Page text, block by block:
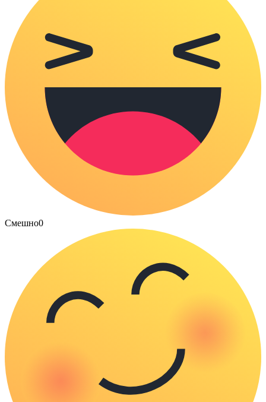
Смешно0